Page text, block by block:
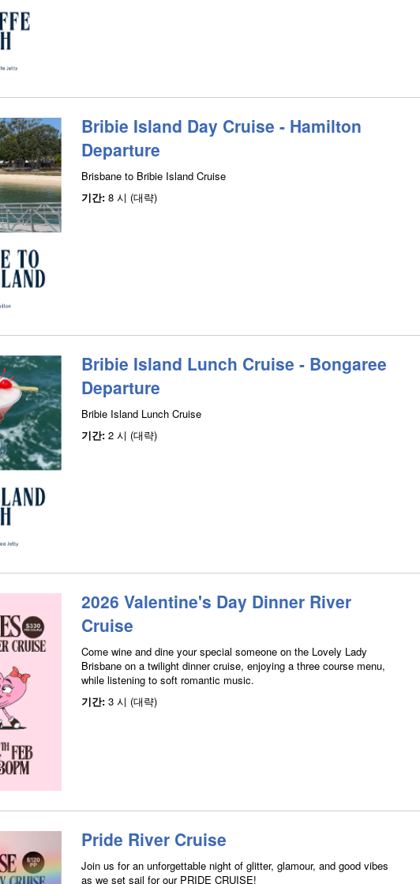
Bribie Island Day Cruise - Hamilton
Departure
Brisbane to Bribie Island Cruise
기간: 8 시 (대략)
Bribie Island Lunch Cruise - Bongaree
Departure
Bribie Island Lunch Cruise
기간: 2 시 (대략)
2026 Valentine's Day Dinner River
Cruise
Come wine and dine your special someone on the Lovely Lady
Brisbane on a twilight dinner cruise, enjoying a three course menu,
while listening to soft romantic music.
기간: 3 시 (대략)
Pride River Cruise
Join us for an unforgettable night of glitter, glamour, and good vibes
as we set sail for our PRIDE CRUISE!